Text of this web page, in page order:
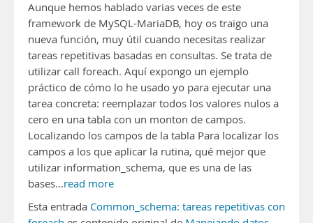
Aunque hemos hablado varias veces de este
framework de MySQL-MariaDB, hoy os traigo una
nueva función, muy útil cuando necesitas realizar
tareas repetitivas basadas en consultas. Se trata de
utilizar call foreach. Aquí expongo un ejemplo
práctico de cómo lo he usado yo para ejecutar una
tarea concreta: reemplazar todos los valores nulos a
cero en una tabla con un monton de campos.
Localizando los campos de la tabla Para localizar los
campos a los que aplicar la rutina, qué mejor que
utilizar information_schema, que es una de las
bases...read more
Esta entrada Common_schema: tareas repetitivas con